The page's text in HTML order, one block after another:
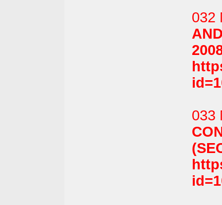
032
033